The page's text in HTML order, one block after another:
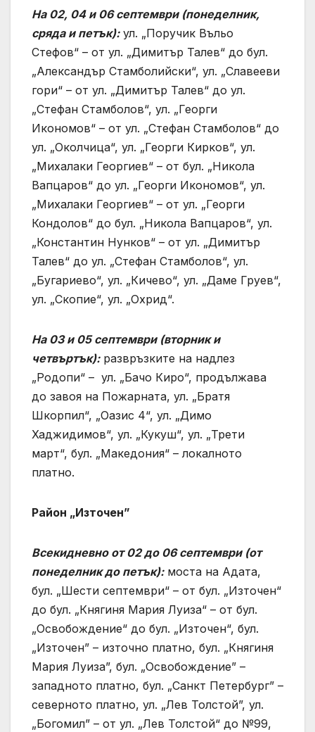
На 02, 04 и 06 септември (понеделник,
сряда и петък):ул. „Поручик Въльо
Стефов“ – от ул. „Димитър Талев“ до бул.
„Александър Стамболийски“, ул. „Славееви
гори“ – от ул. „Димитър Талев“ до ул.
„Стефан Стамболов“, ул. „Георги
Икономов“ – от ул. „Стефан Стамболов“ до
ул. „Околчица“, ул. „Георги Кирков“, ул.
„Михалаки Георгиев“ – от бул. „Никола
Вапцаров“ до ул. „Георги Икономов“, ул.
„Михалаки Георгиев“ – от ул. „Георги
Кондолов“ до бул. „Никола Вапцаров“, ул.
„Константин Нунков“ – от ул. „Димитър
Талев“ до ул. „Стефан Стамболов“, ул.
„Бугариево“, ул. „Кичево“, ул. „Даме Груев“,
ул. „Скопие“, ул. „Охрид“.
На 03 и 05 септември (вторник и
четвъртък):развръзките на надлез
„Родопи“ – ул. „Бачо Киро“, продължава
до завоя на Пожарната, ул. „Братя
Шкорпил“, „Оазис 4“, ул. „Димо
Хаджидимов“, ул. „Кукуш“, ул. „Трети
март“, бул. „Македония“ – локалното
платно.
Район „Източен”
Всекидневно от 02 до 06 септември (от
понеделник до петък):моста на Адата,
бул. „Шести септември“ – от бул. „Източен“
до бул. „Княгиня Мария Луиза“ – от бул.
„Освобождение“ до бул. „Източен“, бул.
„Източен” – източно платно, бул. „Княгиня
Мария Луиза”, бул. „Освобождение” –
западното платно, бул. „Санкт Петербург” –
северното платно, ул. „Лев Толстой”, ул.
„Богомил” – от ул. „Лев Толстой“ до №99,